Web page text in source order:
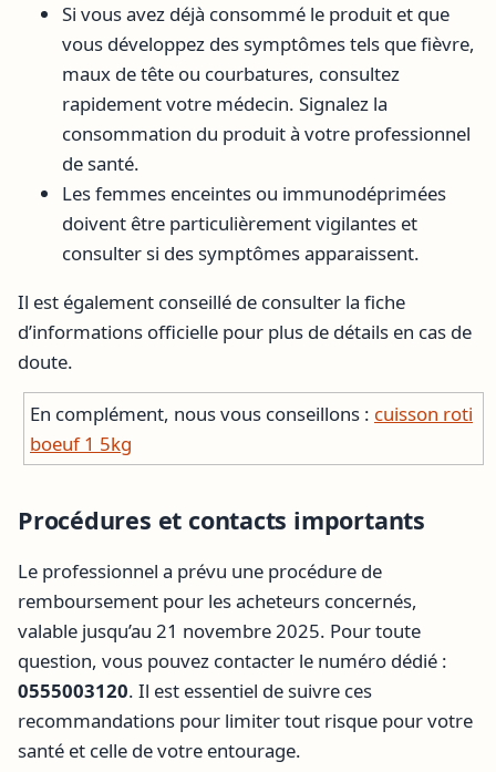
Si vous avez déjà consommé le produit et que
vous développez des symptômes tels que fièvre,
maux de tête ou courbatures, consultez
rapidement votre médecin. Signalez la
consommation du produit à votre professionnel
de santé.
Les femmes enceintes ou immunodéprimées
doivent être particulièrement vigilantes et
consulter si des symptômes apparaissent.
Il est également conseillé de consulter la fiche
d’informations officielle pour plus de détails en cas de
doute.
En complément, nous vous conseillons : cuisson roti
boeuf 1 5kg
Procédures et contacts importants
Le professionnel a prévu une procédure de
remboursement pour les acheteurs concernés,
valable jusqu’au 21 novembre 2025. Pour toute
question, vous pouvez contacter le numéro dédié :
0555003120. Il est essentiel de suivre ces
recommandations pour limiter tout risque pour votre
santé et celle de votre entourage.